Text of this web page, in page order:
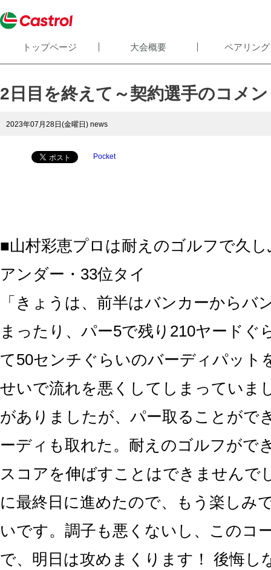
トップページ 大会概要 ペアリング
2日目を終えて～契約選手のコメ
2023年07月28日(金曜日) news
Pocket
■山村彩恵プロは耐えのゴルフで久
アンダー・33位タイ
「きょうは、前半はバンカーからバ
まったり、パー5で残り210ヤードぐ
て50センチぐらいのバーディパット
せいで流れを悪くしてしまっていま
がありましたが、パー取ることがで
ーディも取れた。耐えのゴルフがで
スコアを伸ばすことはできませんで
に最終日に進めたので、もう楽しみ
いです。調子も悪くないし、このコ
で、明日は攻めまくります！ 後悔し